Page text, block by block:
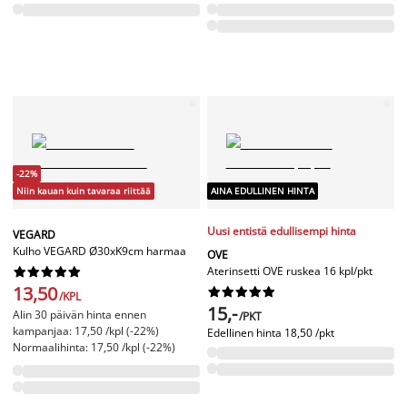
-22%
Niin kauan kuin tavaraa riittää
VEGARD
Kulho VEGARD Ø30xK9cm harmaa






13,50/KPL
Alin 30 päivän hinta ennen
kampanjaa: 17,50 /kpl (-22%)
Normaalihinta: 17,50 /kpl (-22%)
AINA EDULLINEN HINTA
Uusi entistä edullisempi hinta
OVE
Aterinsetti OVE ruskea 16 kpl/pkt






15,-/PKT
Edellinen hinta 18,50 /pkt